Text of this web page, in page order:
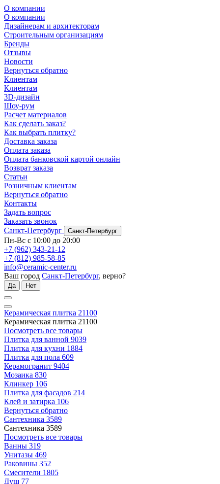
О компании
О компании
Дизайнерам и архитекторам
Строительным организациям
Бренды
Отзывы
Новости
Вернуться обратно
Клиентам
Клиентам
3D-дизайн
Шоу-рум
Расчет материалов
Как сделать заказ?
Как выбрать плитку?
Доставка заказа
Оплата заказа
Оплата банковской картой онлайн
Возврат заказа
Статьи
Розничным клиентам
Вернуться обратно
Контакты
Задать вопрос
Заказать звонок
Санкт-Петербург
Санкт-Петербург
Пн-Вс с 10:00 до 20:00
+7 (962) 343-21-12
+7 (812) 985-58-85
info@ceramic-center.ru
Ваш город Санкт-Петербург, верно?
Да Нет
Керамическая плитка 21100
Керамическая плитка 21100
Посмотреть все товары
Плитка для ванной 9039
Плитка для кухни 1884
Плитка для пола 609
Керамогранит 9404
Мозаика 830
Клинкер 106
Плитка для фасадов 214
Клей и затирка 106
Вернуться обратно
Сантехника 3589
Сантехника 3589
Посмотреть все товары
Ванны 319
Унитазы 469
Раковины 352
Смесители 1805
Душ 77